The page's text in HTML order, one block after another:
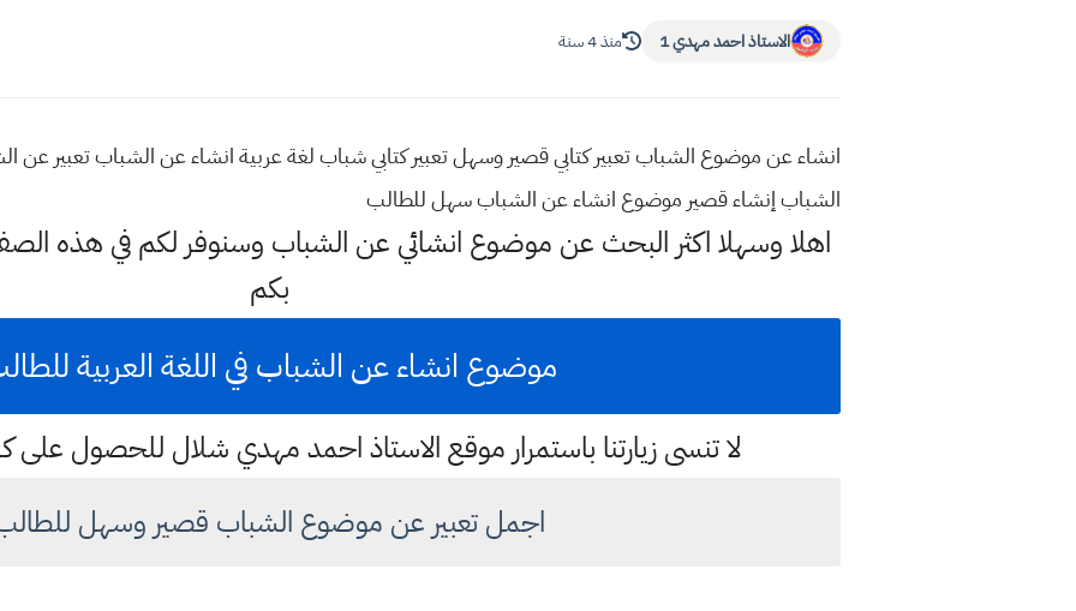
الاستاذ احمد مهدي 1 منذ 4 سنة
انشاء عن موضوع الشباب تعبير كتابي قصير وسهل تعبير كتابي شباب لغة عربية انشاء عن الشباب تعبير عن
الشباب إنشاء قصير موضوع انشاء عن الشباب سهل للطالب
اهلا وسهلا اكثر البحث عن موضوع انشائي عن الشباب وسنوفر لكم في هذه
بكم
موضوع انشاء عن الشباب في اللغة العربية
لا تنسى زيارتنا باستمرار موقع الاستاذ احمد مهدي شلال للحصول
اجمل تعبير عن موضوع الشباب قصير وسهل